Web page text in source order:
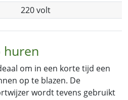
220 volt
huren
om in een korte tijd een
op te blazen. De
wordt tevens gebruikt